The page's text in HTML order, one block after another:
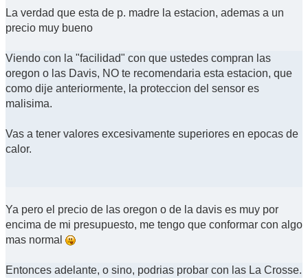
La verdad que esta de p. madre la estacion, ademas a un
precio muy bueno
Viendo con la "facilidad" con que ustedes compran las
oregon o las Davis, NO te recomendaria esta estacion, que
como dije anteriormente, la proteccion del sensor es
malisima.
Vas a tener valores excesivamente superiores en epocas de
calor.
Ya pero el precio de las oregon o de la davis es muy por
encima de mi presupuesto, me tengo que conformar con algo
mas normal
Entonces adelante, o sino, podrias probar con las La Crosse.